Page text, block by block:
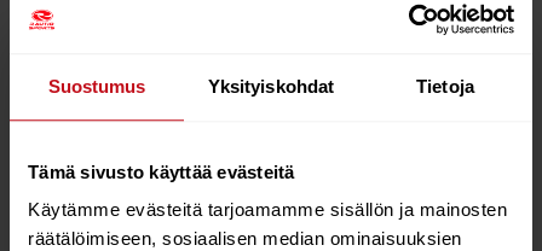
Suostumus Yksityiskohdat Tietoja
Tämä sivusto käyttää evästeitä
Käytämme evästeitä tarjoamamme sisällön ja mainosten
räätälöimiseen, sosiaalisen median ominaisuuksien